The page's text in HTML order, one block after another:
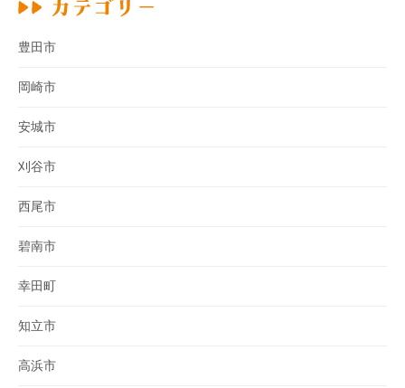
豊田市
岡崎市
安城市
刈谷市
西尾市
碧南市
幸田町
知立市
高浜市